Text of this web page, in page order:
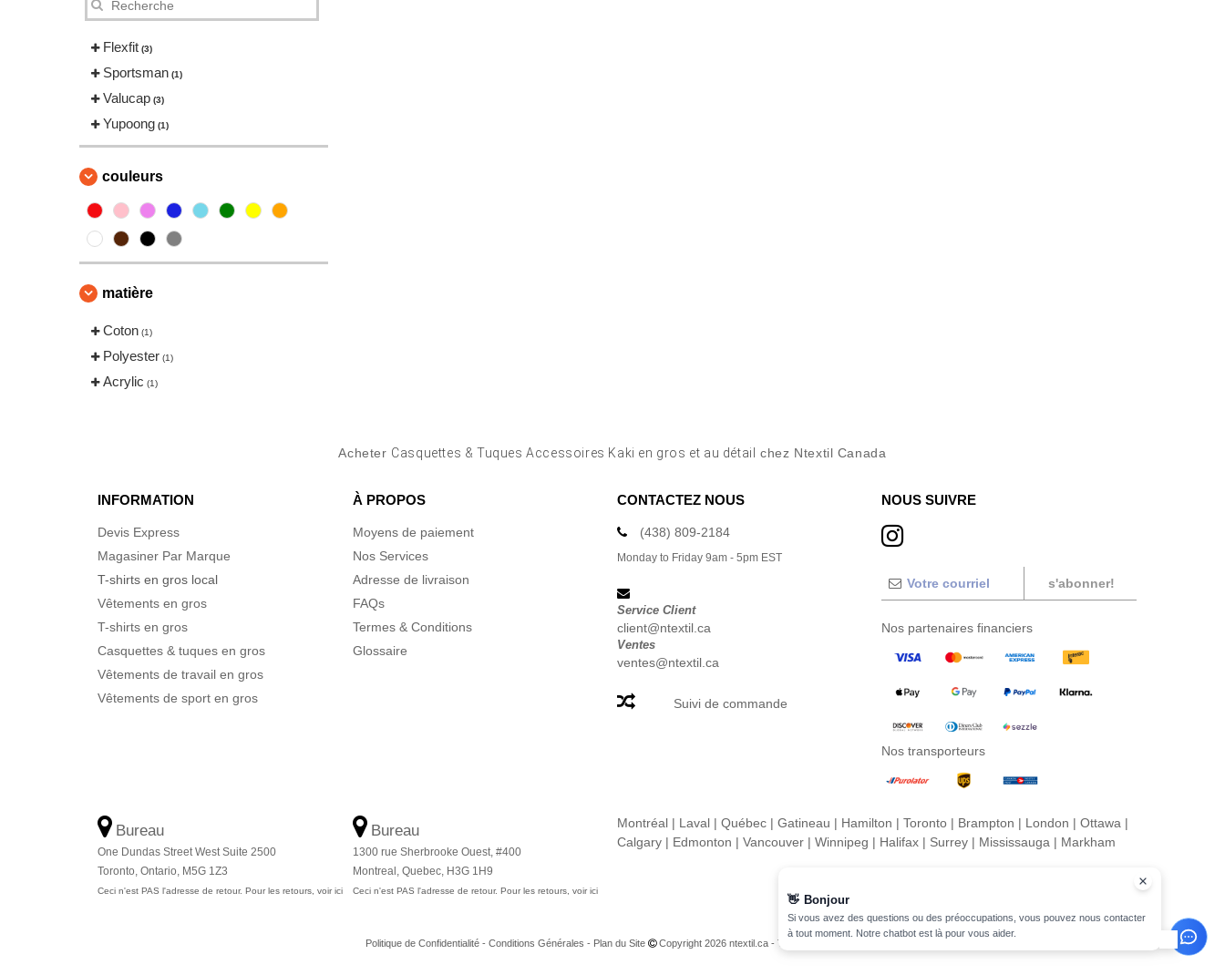
Flexfit (3)
Sportsman (1)
Valucap (3)
Yupoong (1)
couleurs
matière
Coton (1)
Polyester (1)
Acrylic (1)
Acheter Casquettes & Tuques Accessoires Kaki en gros et au détail chez Ntextil Canada
INFORMATION
Devis Express
Magasiner Par Marque
T-shirts en gros local
Vêtements en gros
T-shirts en gros
Casquettes & tuques en gros
Vêtements de travail en gros
Vêtements de sport en gros
À PROPOS
Moyens de paiement
Nos Services
Adresse de livraison
FAQs
Termes & Conditions
Glossaire
CONTACTEZ NOUS
(438) 809-2184
Monday to Friday 9am - 5pm EST
Service Client
client@ntextil.ca
Ventes
ventes@ntextil.ca
Suivi de commande
NOUS SUIVRE
s'abonner!
Nos partenaires financiers
Nos transporteurs
Bureau
One Dundas Street West Suite 2500
Toronto, Ontario, M5G 1Z3
Ceci n'est PAS l'adresse de retour. Pour les retours, voir ici
Bureau
1300 rue Sherbrooke Ouest, #400
Montreal, Quebec, H3G 1H9
Ceci n'est PAS l'adresse de retour. Pour les retours, voir ici
Montréal | Laval | Québec | Gatineau | Hamilton | Toronto | Brampton | London | Ottawa |
Calgary | Edmonton | Vancouver | Winnipeg | Halifax | Surrey | Mississauga | Markham
Politique de Confidentialité- Conditions Générales - Plan du Site Copyright 2026 ntextil.ca - Tous droits réservés
👋 Bonjour
Si vous avez des questions ou des préoccupations, vous pouvez nous contacter
à tout moment. Notre chatbot est là pour vous aider.